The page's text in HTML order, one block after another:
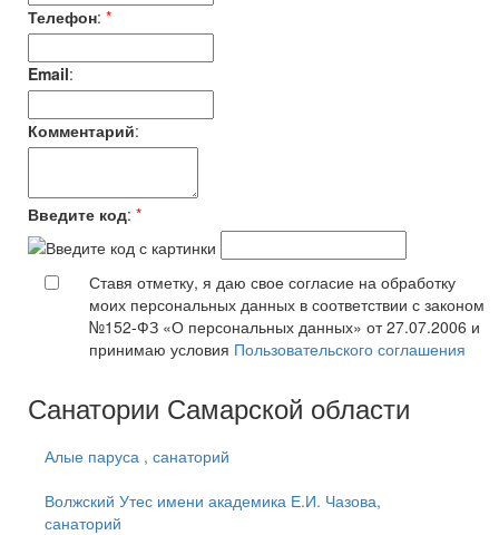
Телефон: *
Email:
Комментарий:
Введите код: *
Ставя отметку, я даю свое согласие на обработку
моих персональных данных в соответствии с законом
№152-ФЗ «О персональных данных» от 27.07.2006 и
принимаю условия Пользовательского соглашения
Санатории Самарской области
Алые паруса , санаторий
Волжский Утес имени академика Е.И. Чазова,
санаторий